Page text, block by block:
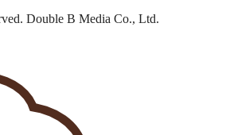
Double B Media Co., Ltd.